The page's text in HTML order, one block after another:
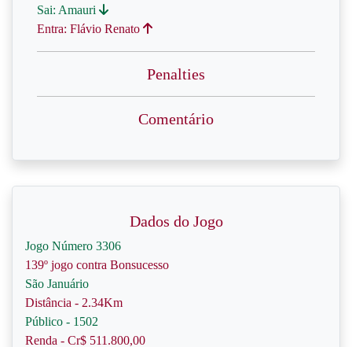
Sai: Amauri
Entra: Flávio Renato
Penalties
Comentário
Dados do Jogo
Jogo Número 3306
139º jogo contra Bonsucesso
São Januário
Distância - 2.34Km
Público - 1502
Renda - Cr$ 511.800,00